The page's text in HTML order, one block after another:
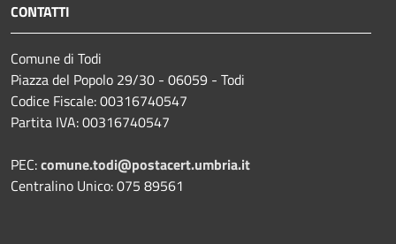
CONTATTI
Comune di Todi
Piazza del Popolo 29/30 - 06059 - Todi
Codice Fiscale: 00316740547
Partita IVA: 00316740547
PEC:comune.todi@postacert.umbria.it
Centralino Unico: 075 89561